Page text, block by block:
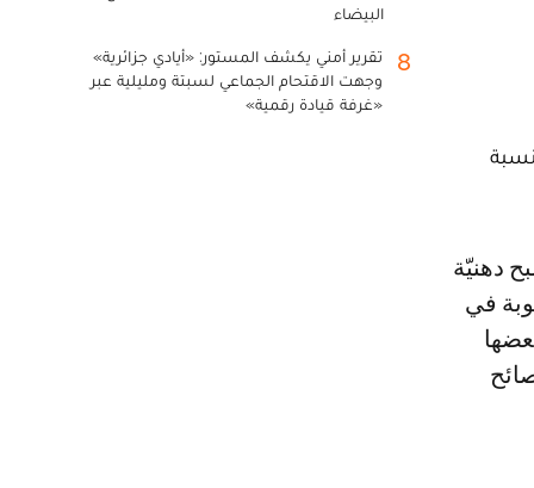
في
البيضاء
8
تقرير أمني يكشف المستور: «أيادي جزائرية»
وجهت الاقتحام الجماعي لسبتة ومليلية عبر
«غرفة قيادة رقمية»